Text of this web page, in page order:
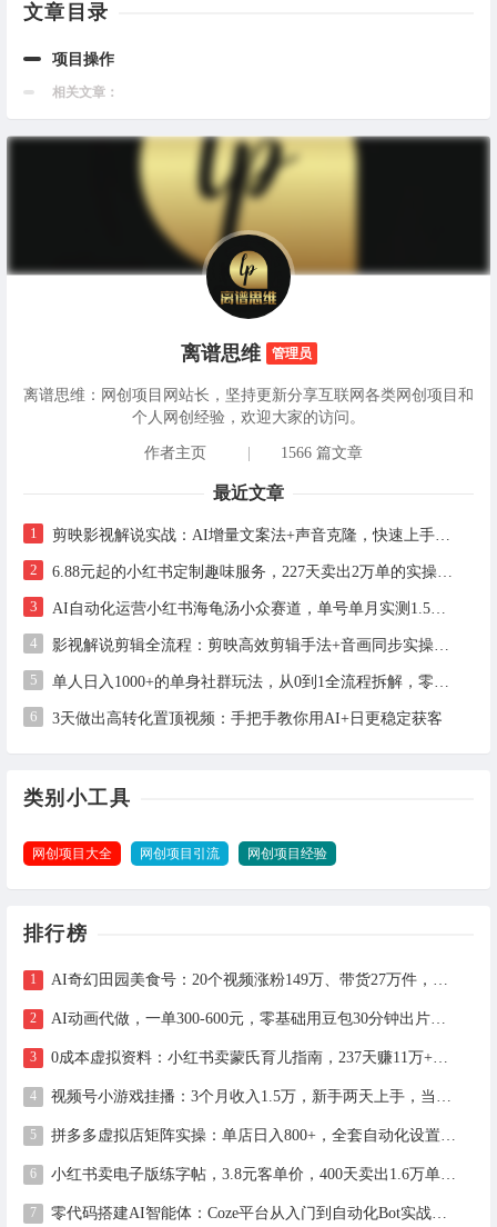
文章目录
项目操作
相关文章：
离谱思维 管理员
离谱思维：网创项目网站长，坚持更新分享互联网各类网创项目和
个人网创经验，欢迎大家的访问。
作者主页 1566 篇文章
最近文章
1 剪映影视解说实战：AI增量文案法+声音克隆，快速上手精选级解说
2 6.88元起的小红书定制趣味服务，227天卖出2万单的实操拆解
3 AI自动化运营小红书海龟汤小众赛道，单号单月实测1.5w+，多账号矩阵操作全解析
4 影视解说剪辑全流程：剪映高效剪辑手法+音画同步实操指南
5 单人日入1000+的单身社群玩法，从0到1全流程拆解，零基础也能照做
6 3天做出高转化置顶视频：手把手教你用AI+日更稳定获客
类别小工具
网创项目大全 网创项目引流 网创项目经验
排行榜
AI奇幻田园美食号：20个视频涨粉149万、带货27万件，手把手拆解教程（含工具）
AI动画代做，一单300-600元，零基础用豆包30分钟出片，长期接单渠道公开
0成本虚拟资料：小红书卖蒙氏育儿指南，237天赚11万+（附全流程操作）
视频号小游戏挂播：3个月收入1.5万，新手两天上手，当天见收益
拼多多虚拟店矩阵实操：单店日入800+，全套自动化设置教学
小红书卖电子版练字帖，3.8元客单价，400天卖出1.6万单的全流程拆解
零代码搭建AI智能体：Coze平台从入门到自动化Bot实战全攻略